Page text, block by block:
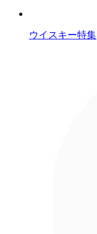
ウイスキー特集